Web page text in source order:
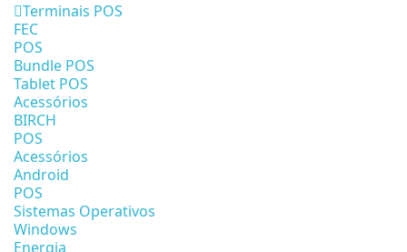
Terminais POS
FEC
POS
Bundle POS
Tablet POS
Acessórios
BIRCH
POS
Acessórios
Android
POS
Sistemas Operativos
Windows
Energia